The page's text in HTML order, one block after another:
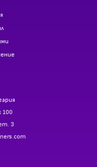
100
3